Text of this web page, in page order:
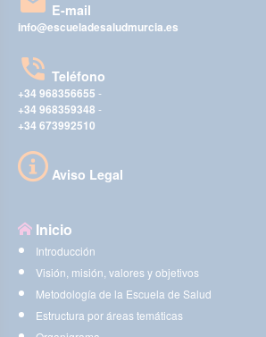
E-mail
info@escueladesaludmurcia.es
Teléfono
+34 968356655 -
+34 968359348 -
+34 673992510
Aviso Legal
Inicio
Introducción
Visión, misión, valores y objetivos
Metodología de la Escuela de Salud
Estructura por áreas temáticas